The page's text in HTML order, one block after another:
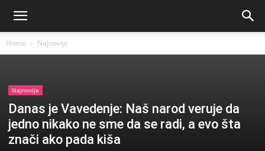
Home Najnovije
Najnovije
Danas je Vavedenje: Naš narod veruje da
jedno nikako ne sme da se radi, a evo šta
znači ako pada kiša